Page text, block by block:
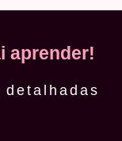
aprender!